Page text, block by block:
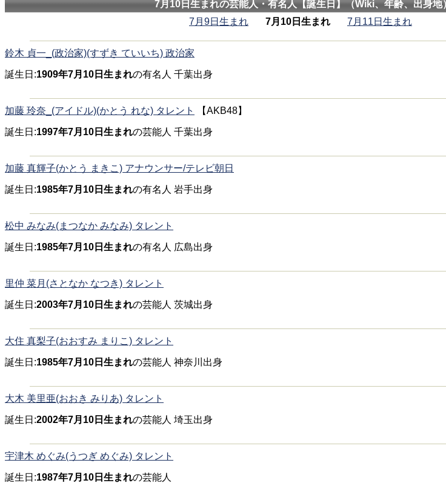
7月10日生まれの芸能人・有名人【誕生日】（Wiki、年齢、出身地
7月9日生まれ
7月10日生まれ 7月11日生まれ
鈴木 貞一_(政治家)(すずき ていいち) 政治家
誕生日:1909年7月10日生まれの有名人 千葉出身
加藤 玲奈_(アイドル)(かとう れな) タレント 【AKB48】
誕生日:1997年7月10日生まれの芸能人 千葉出身
加藤 真輝子(かとう まきこ) アナウンサー/テレビ朝日
誕生日:1985年7月10日生まれの有名人 岩手出身
松中 みなみ(まつなか みなみ) タレント
誕生日:1985年7月10日生まれの有名人 広島出身
里仲 菜月(さとなか なつき) タレント
誕生日:2003年7月10日生まれの芸能人 茨城出身
大住 真梨子(おおすみ まりこ) タレント
誕生日:1985年7月10日生まれの芸能人 神奈川出身
大木 美里亜(おおき みりあ) タレント
誕生日:2002年7月10日生まれの芸能人 埼玉出身
宇津木 めぐみ(うつぎ めぐみ) タレント
誕生日:1987年7月10日生まれの芸能人